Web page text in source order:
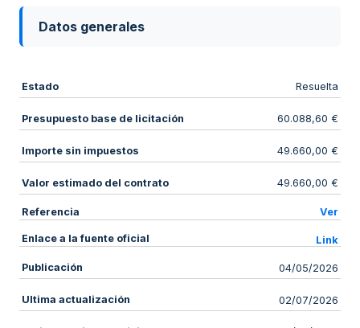
Datos generales
Estado Resuelta
Presupuesto base de licitación 60.088,60 €
Importe sin impuestos 49.660,00 €
Valor estimado del contrato 49.660,00 €
Referencia Ver
Enlace a la fuente oficial Link
Publicación 04/05/2026
Ultima actualización 02/07/2026